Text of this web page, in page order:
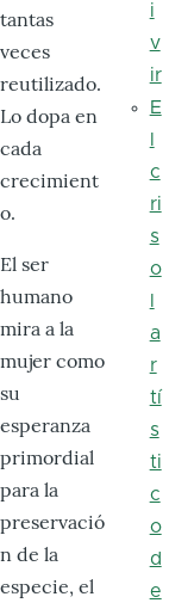
tantas
veces
reutilizado.
Lo dopa en
cada
crecimient
o.
El ser
humano
mira a la
mujer como
su
esperanza
pri­mordial
para la
preservació
n de la
especie, el
i
v
ir
E
c
ri
s
o
a
r
tí
s
ti
c
o
d
e